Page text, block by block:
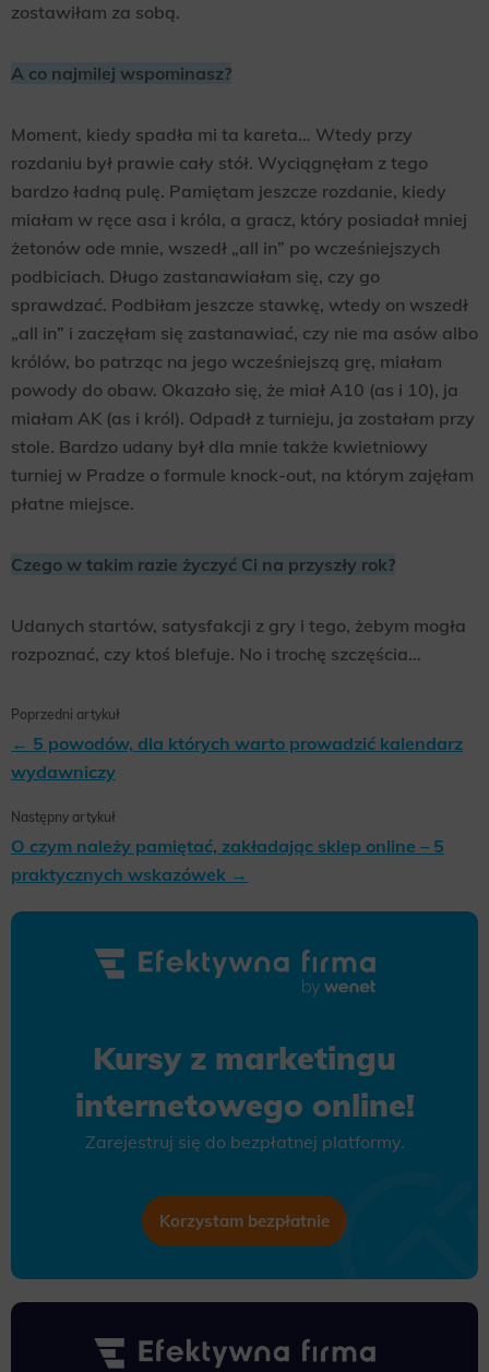
zostawiłam za sobą.
A co najmilej wspominasz?
Moment, kiedy spadła mi ta kareta… Wtedy przy
rozdaniu był prawie cały stół. Wyciągnęłam z tego
bardzo ładną pulę. Pamiętam jeszcze rozdanie, kiedy
miałam w ręce asa i króla, a gracz, który posiadał mniej
żetonów ode mnie, wszedł „all in” po wcześniejszych
podbiciach. Długo zastanawiałam się, czy go
sprawdzać. Podbiłam jeszcze stawkę, wtedy on wszedł
„all in” i zaczęłam się zastanawiać, czy nie ma asów albo
królów, bo patrząc na jego wcześniejszą grę, miałam
powody do obaw. Okazało się, że miał A10 (as i 10), ja
miałam AK (as i król). Odpadł z turnieju, ja zostałam przy
stole. Bardzo udany był dla mnie także kwietniowy
turniej w Pradze o formule knock-out, na którym zajęłam
płatne miejsce.
Czego w takim razie życzyć Ci na przyszły rok?
Udanych startów, satysfakcji z gry i tego, żebym mogła
rozpoznać, czy ktoś blefuje. No i trochę szczęścia…
Poprzedni artykuł
← 5 powodów, dla których warto prowadzić kalendarz
wydawniczy
Następny artykuł
O czym należy pamiętać, zakładając sklep online – 5
praktycznych wskazówek →
Kursy z marketingu
internetowego online!
Zarejestruj się do bezpłatnej platformy.
Korzystam bezpłatnie